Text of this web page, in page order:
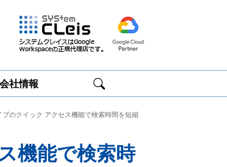
Google
会社情報
ブのクイック アクセス機能で検索時間を短縮
機能で検索時